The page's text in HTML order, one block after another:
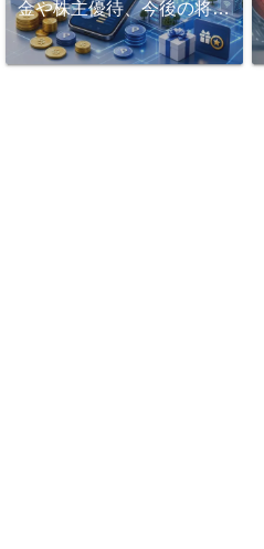
金や株主優待、今後の将来
性を徹底解説！